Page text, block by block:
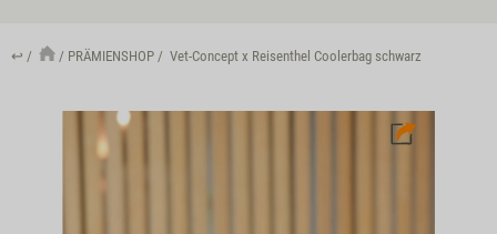
↩ PRÄMIENSHOP Vet-Concept x Reisenthel Coolerbag schwarz